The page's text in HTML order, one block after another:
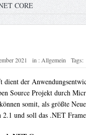
CORE
2021 in :Allgemein Tags:
der
Source Projekt durch
somit, als größte
und soll das .NET